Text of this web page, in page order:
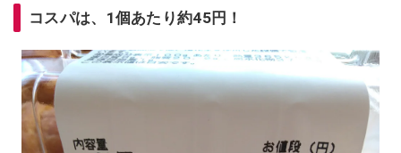
コスパは、1個あたり約45円！